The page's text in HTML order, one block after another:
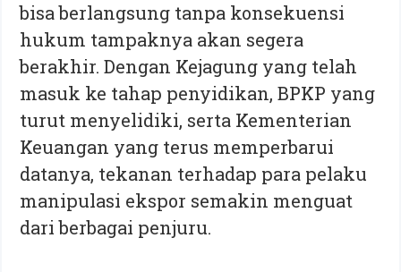
bisa berlangsung tanpa konsekuensi
hukum tampaknya akan segera
berakhir. Dengan Kejagung yang telah
masuk ke tahap penyidikan, BPKP yang
turut menyelidiki, serta Kementerian
Keuangan yang terus memperbarui
datanya, tekanan terhadap para pelaku
manipulasi ekspor semakin menguat
dari berbagai penjuru.